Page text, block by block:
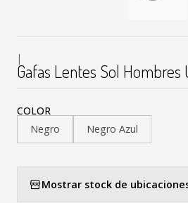
|
Gafas Lentes Sol Hombres
COLOR
Negro
Negro Azul
Mostrar stock de